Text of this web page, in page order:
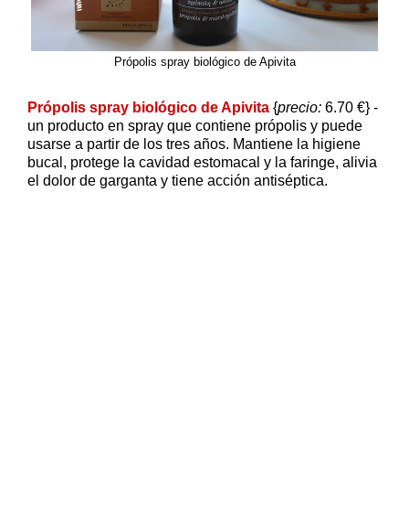
Própolis spray biológico de Apivita
Própolis spray biológico de Apivita {precio: 6.70 €} -
un producto en spray que contiene própolis y puede
usarse a partir de los tres años. Mantiene la higiene
bucal, protege la cavidad estomacal y la faringe, alivia
el dolor de garganta y tiene acción antiséptica.